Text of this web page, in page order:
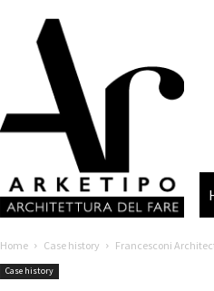
Arketipo
Home Case history Francesconi
Case history